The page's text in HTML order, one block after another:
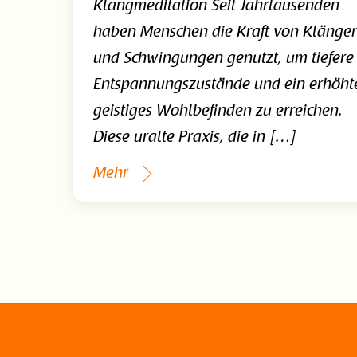
Klangmeditation Seit Jahrtausenden
haben Menschen die Kraft von
und Schwingungen genutzt, um tiefere
Entspannungszustände und ein
geistiges Wohlbefinden zu erreichen.
Diese uralte Praxis, die in […]
Mehr